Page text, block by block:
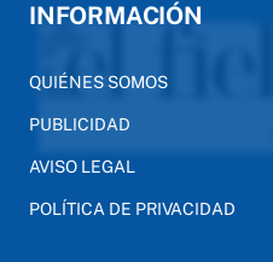
INFORMACIÓN
QUIÉNES SOMOS
PUBLICIDAD
AVISO LEGAL
POLÍTICA DE PRIVACIDAD